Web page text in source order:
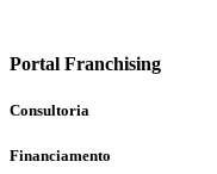
Portal Franchising
Consultoria
Financiamento